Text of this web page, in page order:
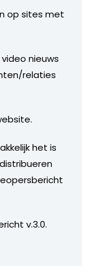
op sites met
nieuws
relaties
het is
v.3.0.